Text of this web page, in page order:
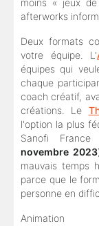
moins « jeux
afterworks
Deux formats
votre équipe. L'
équipes qui
chaque
coach créatif,
créations. Le
l'option la plus
Sanofi
novembre 2023
mauvais temps
parce que le
personne en
Animation